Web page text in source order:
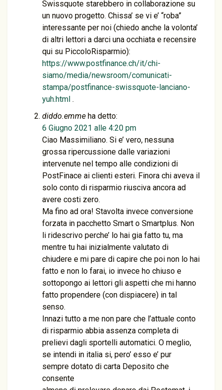
Swissquote starebbero in collaborazione su
un nuovo progetto. Chissa’ se vi e’ “roba”
interessante per noi (chiedo anche la volonta’
di altri lettori a darci una occhiata e recensire
qui su PiccoloRisparmio):
https://www.postfinance.ch/it/chi-
siamo/media/newsroom/comunicati-
stampa/postfinance-swissquote-lanciano-
yuh.html .
diddo.emme ha detto:
6 Giugno 2021 alle 4:20 pm
Ciao Massimiliano. Si e’ vero, nessuna
grossa ripercussione dalle variazioni
intervenute nel tempo alle condizioni di
PostFinace ai clienti esteri. Finora chi aveva il
solo conto di risparmio riusciva ancora ad
avere costi zero.
Ma fino ad ora! Stavolta invece conversione
forzata in pacchetto Smart o Smartplus. Non
li ridescrivo perche’ lo hai gia fatto tu, ma
mentre tu hai inizialmente valutato di
chiudere e mi pare di capire che poi non lo hai
fatto e non lo farai, io invece ho chiuso e
sottopongo ai lettori gli aspetti che mi hanno
fatto propendere (con dispiacere) in tal
senso.
Innazi tutto a me non pare che l’attuale conto
di risparmio abbia assenza completa di
prelievi dagli sportelli automatici. O meglio,
se intendi in italia si, pero’ esso e’ pur
sempre dotato di carta Deposito che
consente